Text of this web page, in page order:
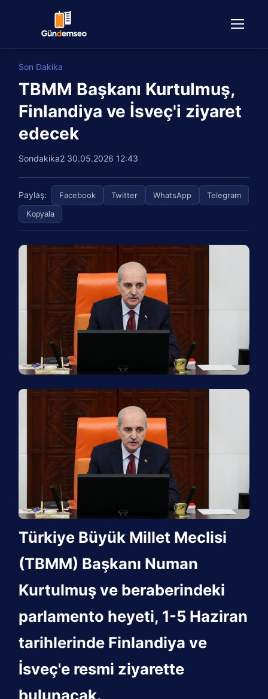
Son Dakika
TBMM Başkanı Kurtulmuş,
Finlandiya ve İsveç'i ziyaret
edecek
Sondakika2 30.05.2026 12:43
Paylaş: Facebook Twitter WhatsApp Telegram
Kopyala
Türkiye Büyük Millet Meclisi
(TBMM) Başkanı Numan
Kurtulmuş ve beraberindeki
parlamento heyeti, 1-5 Haziran
tarihlerinde Finlandiya ve
İsveç'e resmi ziyarette
bulunacak.